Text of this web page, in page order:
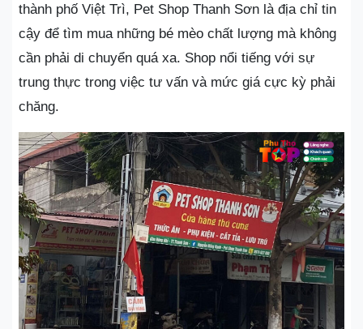
thành phố Việt Trì, Pet Shop Thanh Sơn là địa chỉ tin
cậy để tìm mua những bé mèo chất lượng mà không
cần phải di chuyển quá xa. Shop nổi tiếng với sự
trung thực trong việc tư vấn và mức giá cực kỳ phải
chăng.